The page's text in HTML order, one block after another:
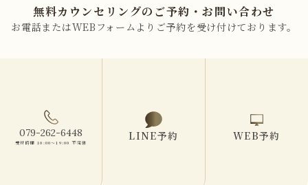
無料カウンセリングのご予約・お問い合わせ
お電話またはWEBフォームよりご予約を受け付けております。
079-262-6448
受付時間 10:00〜19:00 不定休
LINE予約 WEB予約